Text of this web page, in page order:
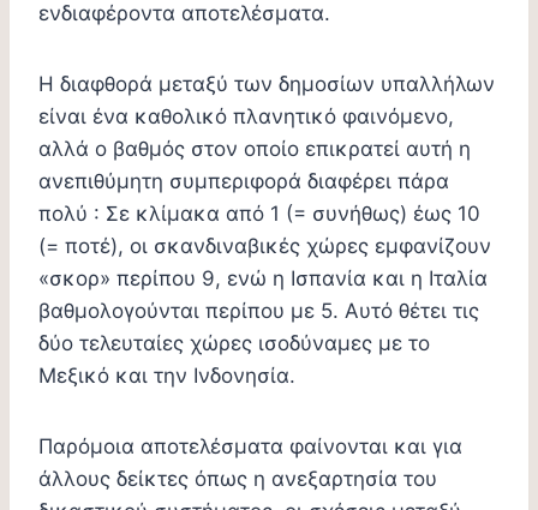
ενδιαφέροντα αποτελέσματα.
Η διαφθορά μεταξύ των δημοσίων υπαλλήλων
είναι ένα καθολικό πλανητικό φαινόμενο,
αλλά ο βαθμός στον οποίο επικρατεί αυτή η
ανεπιθύμητη συμπεριφορά διαφέρει πάρα
πολύ : Σε κλίμακα από 1 (= συνήθως) έως 10
(= ποτέ), οι σκανδιναβικές χώρες εμφανίζουν
«σκορ» περίπου 9, ενώ η Ισπανία και η Ιταλία
βαθμολογούνται περίπου με 5. Αυτό θέτει τις
δύο τελευταίες χώρες ισοδύναμες με το
Μεξικό και την Ινδονησία.
Παρόμοια αποτελέσματα φαίνονται και για
άλλους δείκτες όπως η ανεξαρτησία του